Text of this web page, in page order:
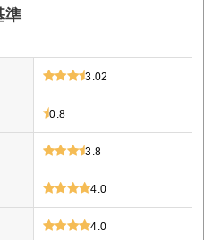
準
3.02
0.8
3.8
4.0
4.0